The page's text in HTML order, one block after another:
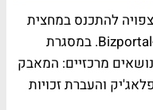
להתכנס במחצית
הראשונה של חודש יולי, כך נודע ל-Bizportal. במסגרת
מרכזיים: המאבק
והעברת זכויות